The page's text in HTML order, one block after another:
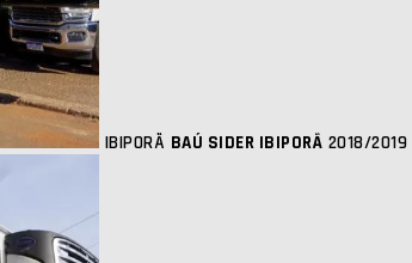
IBIPORÃ BAÚ SIDER IBIPORÃ 2018/2019